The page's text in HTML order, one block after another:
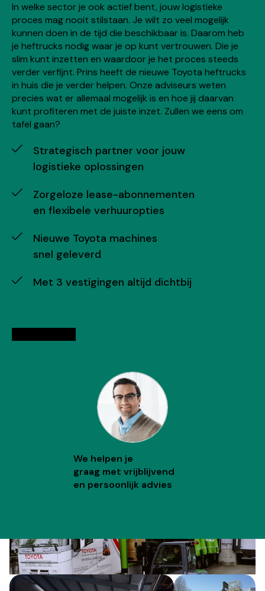
In welke sector je ook actief bent, jouw logistieke
proces mag nooit stilstaan. Je wilt zo veel mogelijk
kunnen doen in de tijd die beschikbaar is. Daarom heb
je heftrucks nodig waar je op kunt vertrouwen. Die je
slim kunt inzetten en waardoor je het proces steeds
verder verfijnt. Prins heeft de nieuwe Toyota heftrucks
in huis die je verder helpen. Onze adviseurs weten
precies wat er allemaal mogelijk is en hoe jij daarvan
kunt profiteren met de juiste inzet. Zullen we eens om
tafel gaan?
Strategisch partner voor jouw
logistieke oplossingen
Zorgeloze lease-abonnementen
en flexibele verhuuropties
Nieuwe Toyota machines
snel geleverd
Met 3 vestigingen altijd dichtbij
We helpen je
graag met vrijblijvend
en persoonlijk advies